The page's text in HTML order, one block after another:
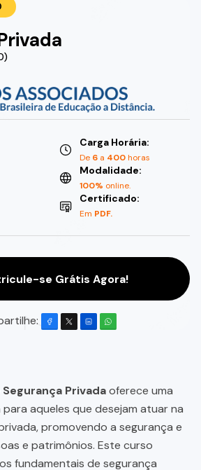
Carga Horária:
De 6 a 400horas
Modalidade:
100% online.
Certificado:
Em PDF.
se Grátis Agora!
Privadaoferece uma
aqueles que desejam atuar na
promovendo a segurança e
e patrimônios. Este curso
fundamentais de segurança